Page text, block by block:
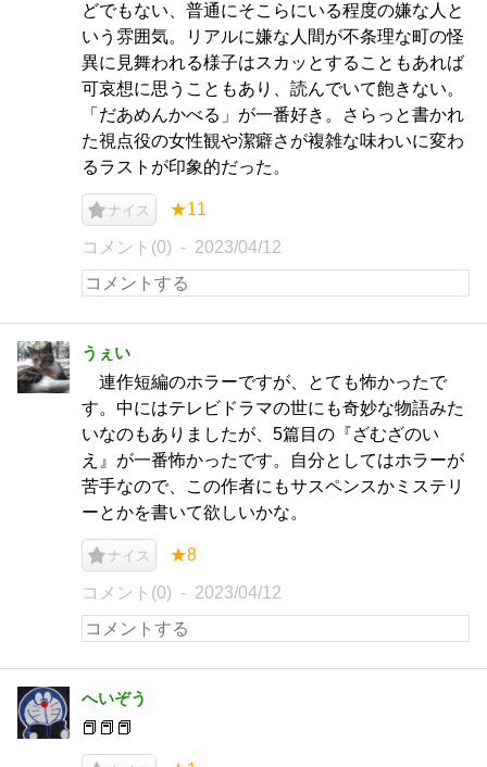
どでもない、普通にそこらにいる程度の嫌な人と
いう雰囲気。リアルに嫌な人間が不条理な町の怪
異に見舞われる様子はスカッとすることもあれば
可哀想に思うこともあり、読んでいて飽きない。
「だあめんかべる」が一番好き。さらっと書かれ
た視点役の女性観や潔癖さが複雑な味わいに変わ
るラストが印象的だった。
ナイス ★11
コメント(0) 2023/04/12
うぇい
連作短編のホラーですが、とても怖かったで
す。中にはテレビドラマの世にも奇妙な物語みた
いなのもありましたが、5篇目の『ざむざのい
え』が一番怖かったです。自分としてはホラーが
苦手なので、この作者にもサスペンスかミステリ
ーとかを書いて欲しいかな。
ナイス ★8
コメント(0) 2023/04/12
へいぞう
📕📕📕